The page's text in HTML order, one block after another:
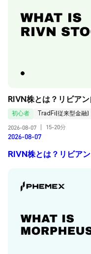
RIVN株とは？リビア
初心者
TradFi(従来型金融)
2026-08-07
15-20分
2026-08-07
RIVN株とは？リビア